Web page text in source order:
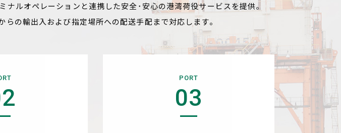
ルオペレーションと連携した安全･安心の港湾荷役サービスを提供。
の輸出入および指定場所への配送手配まで対応します。
PORT
03